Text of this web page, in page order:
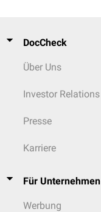
DocCheck
Über Uns
Investor Relations
Presse
Karriere
Für Unternehmen
Werbung